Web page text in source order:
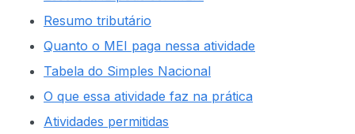
Resumo tributário
Quanto o MEI paga nessa atividade
Tabela do Simples Nacional
O que essa atividade faz na prática
Atividades permitidas